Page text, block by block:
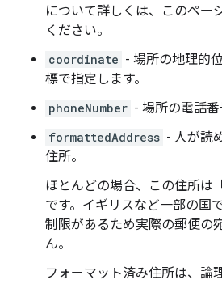
について詳しくは、このペー
ください。
coordinate - 場所の地理的
標で指定します。
phoneNumber - 場所の電話番
formattedAddress - 人が読
住所。
ほとんどの場合、この住所は
です。イギリスなど一部の国
制限があるため実際の郵便の
ん。
フォーマット済み住所は、論